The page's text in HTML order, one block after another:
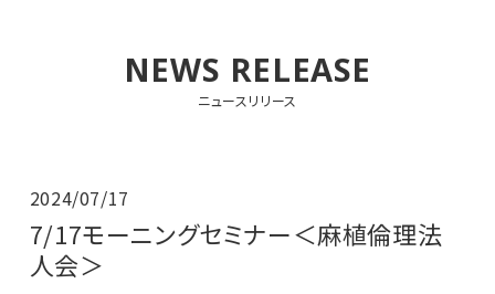
NEWS RELEASE
ニュースリリース
2024/07/17
7/17モーニングセミナー＜麻植倫理法
人会＞